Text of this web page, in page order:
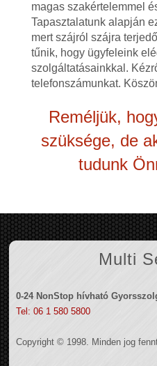
magas szakértelemmel
Tapasztalatunk alapján
mert szájról szájra
tűnik, hogy ügyfeleink
szolgáltatásainkkal.
telefonszámunkat.
Reméljük,
szüksége, de
tudunk
Multi
0-24 NonStop hívható
Tel: 06 1 580 5800
Copyright © 1998. Minden jog